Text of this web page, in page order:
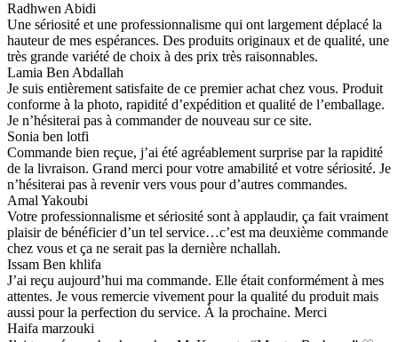
Radhwen Abidi
Une sériosité et une professionnalisme qui ont largement déplacé la
hauteur de mes espérances. Des produits originaux et de qualité, une
très grande variété de choix à des prix très raisonnables.
Lamia Ben Abdallah
Je suis entièrement satisfaite de ce premier achat chez vous. Produit
conforme à la photo, rapidité d’expédition et qualité de l’emballage.
Je n’hésiterai pas à commander de nouveau sur ce site.
Sonia ben lotfi
Commande bien reçue, j’ai été agréablement surprise par la rapidité
de la livraison. Grand merci pour votre amabilité et votre sériosité. Je
n’hésiterai pas à revenir vers vous pour d’autres commandes.
Amal Yakoubi
Votre professionnalisme et sériosité sont à applaudir, ça fait vraiment
plaisir de bénéficier d’un tel service…c’est ma deuxième commande
chez vous et ça ne serait pas la dernière nchallah.
Issam Ben khlifa
J’ai reçu aujourd’hui ma commande. Elle était conformément à mes
attentes. Je vous remercie vivement pour la qualité du produit mais
aussi pour la perfection du service. À la prochaine. Merci
Haifa marzouki